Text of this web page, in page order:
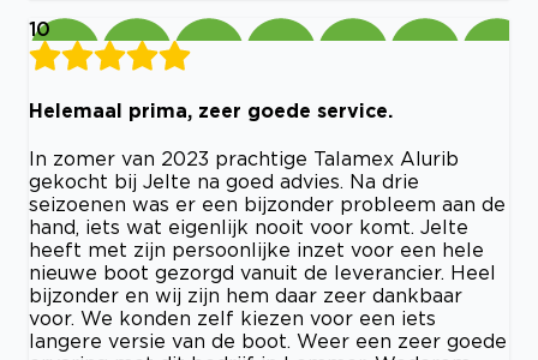
10
Helemaal prima, zeer goede service.
In zomer van 2023 prachtige Talamex Alurib
gekocht bij Jelte na goed advies. Na drie
seizoenen was er een bijzonder probleem aan de
hand, iets wat eigenlijk nooit voor komt. Jelte
heeft met zijn persoonlijke inzet voor een hele
nieuwe boot gezorgd vanuit de leverancier. Heel
bijzonder en wij zijn hem daar zeer dankbaar
voor. We konden zelf kiezen voor een iets
langere versie van de boot. Weer een zeer goede